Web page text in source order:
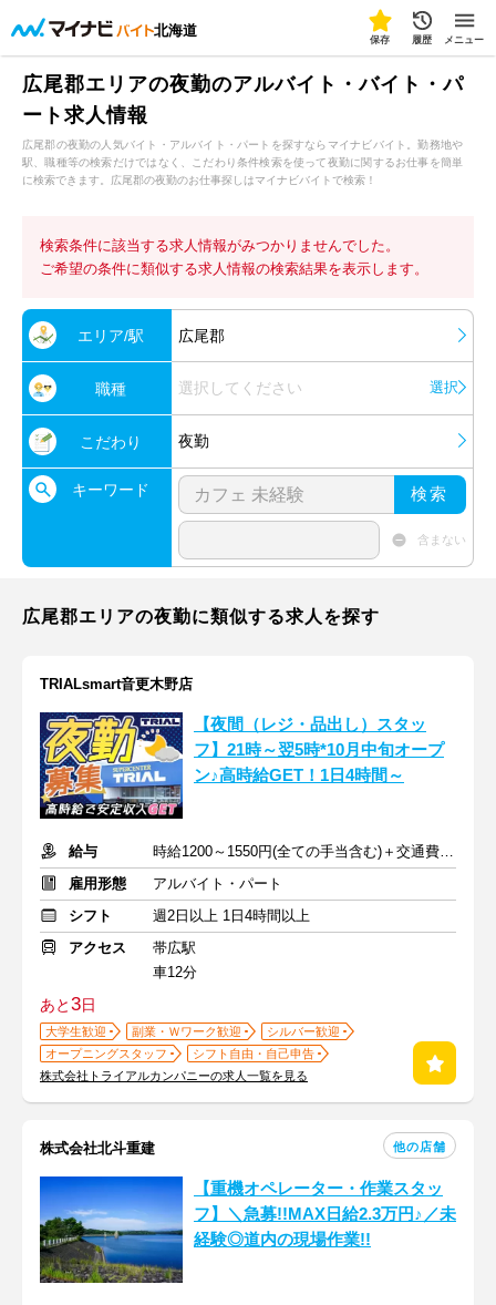
北海道
保存 履歴 メニュー
広尾郡エリアの夜勤のアルバイト・バイト・パ
ート求人情報
広尾郡の夜勤の人気バイト・アルバイト・パートを探すならマイナビバイト。勤務地や
駅、職種等の検索だけではなく、こだわり条件検索を使って夜勤に関するお仕事を簡単
に検索できます。広尾郡の夜勤のお仕事探しはマイナビバイトで検索！
検索条件に該当する求人情報がみつかりませんでした。
ご希望の条件に類似する求人情報の検索結果を表示します。
エリア/駅 広尾郡
職種 選択してください 選択
こだわり 夜勤
キーワード 検索
含まない
広尾郡エリアの夜勤に類似する求人を探す
TRIALsmart音更木野店
【夜間（レジ・品出し）スタッ
フ】21時～翌5時*10月中旬オープ
ン♪高時給GET！1日4時間～
給与
時給1200～1550円(全ての手当含む)＋交通費(月3万円まで)
雇用形態
アルバイト・パート
シフト
週2日以上 1日4時間以上
アクセス
帯広駅
車12分
あと3日
大学生歓迎 副業・Ｗワーク歓迎
シルバー歓迎
オープニングスタッフ
シフト自由・自己申告
株式会社トライアルカンパニーの求人一覧を見る
株式会社北斗重建 他の店舗
【重機オペレーター・作業スタッ
フ】＼急募!!MAX日給2.3万円♪／未
経験◎道内の現場作業!!